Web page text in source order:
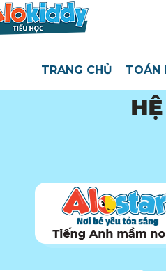
TRANG CHỦ TOÁN